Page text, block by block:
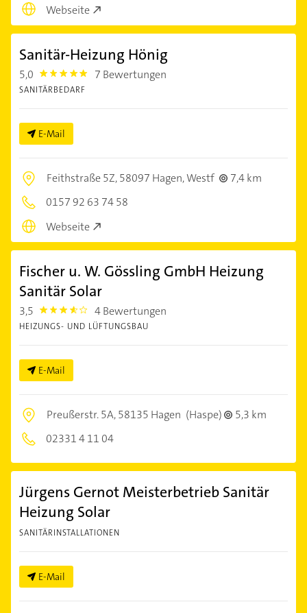
Webseite
Sanitär-Heizung Hönig
5,0 5.0 7 Bewertungen
SANITÄRBEDARF
E-Mail
Feithstraße 5Z,58097 Hagen, Westf
7,4 km
0157 92 63 74 58
Webseite
Fischer u. W. Gössling GmbH Heizung
Sanitär Solar
3,5 3.5 4 Bewertungen
HEIZUNGS- UND LÜFTUNGSBAU
E-Mail
Preußerstr. 5A,58135 Hagen (Haspe)
5,3 km
02331 4 11 04
Jürgens Gernot Meisterbetrieb Sanitär
Heizung Solar
SANITÄRINSTALLATIONEN
E-Mail